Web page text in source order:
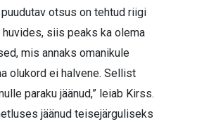
otsus on tehtud riigi
siis peaks ka olema
mis annaks omanikule
olukord ei halvene. Sellist
paraku jäänud,” leiab Kirss.
jäänud teisejärguliseks